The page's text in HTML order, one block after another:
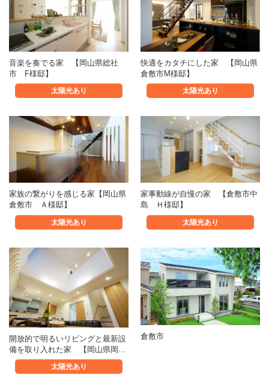
音楽を奏でる家 【岡山県総社
市 F様邸】
太陽光あり
快適をカタチにした家 【岡山県
倉敷市M様邸】
太陽光あり
家族の繋がりを感じる家【岡山県
倉敷市 Ａ様邸】
太陽光あり
家事動線が自慢の家 【倉敷市中
島 Ｈ様邸】
太陽光あり
開放的で明るいリビングと最新設
備を取り入れた家 【岡山県岡…
太陽光あり
倉敷市